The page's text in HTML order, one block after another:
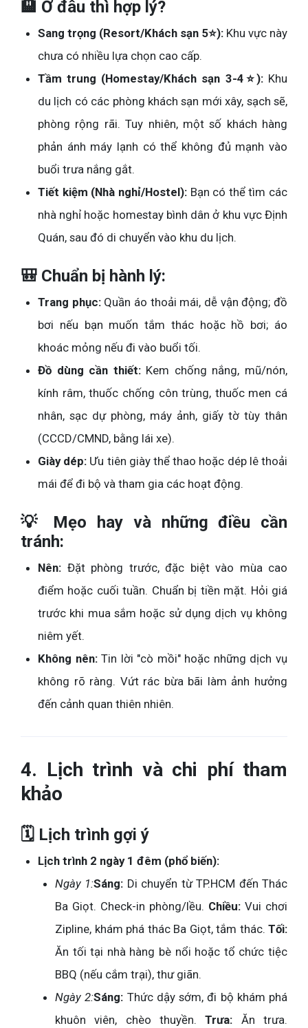
🏨 Ở đâu thì hợp lý?
Sang trọng (Resort/Khách sạn 5⭐): Khu vực này
chưa có nhiều lựa chọn cao cấp.
Tầm trung (Homestay/Khách sạn 3-4⭐):Khu
du lịch có các phòng khách sạn mới xây, sạch sẽ,
phòng rộng rãi. Tuy nhiên, một số khách hàng
phản ánh máy lạnh có thể không đủ mạnh vào
buổi trưa nắng gắt.
Tiết kiệm (Nhà nghỉ/Hostel):Bạn có thể tìm các
nhà nghỉ hoặc homestay bình dân ở khu vực Định
Quán, sau đó di chuyển vào khu du lịch.
🎒 Chuẩn bị hành lý:
Trang phục:Quần áo thoải mái, dễ vận động; đồ
bơi nếu bạn muốn tắm thác hoặc hồ bơi; áo
khoác mỏng nếu đi vào buổi tối.
Đồ dùng cần thiết:Kem chống nắng, mũ/nón,
kính râm, thuốc chống côn trùng, thuốc men cá
nhân, sạc dự phòng, máy ảnh, giấy tờ tùy thân
(CCCD/CMND, bằng lái xe).
Giày dép: Ưu tiên giày thể thao hoặc dép lê thoải
mái để đi bộ và tham gia các hoạt động.
💡 Mẹo hay và những điều cần
tránh:
Nên: Đặt phòng trước, đặc biệt vào mùa cao
điểm hoặc cuối tuần. Chuẩn bị tiền mặt. Hỏi giá
trước khi mua sắm hoặc sử dụng dịch vụ không
niêm yết.
Không nên:Tin lời "cò mồi" hoặc những dịch vụ
không rõ ràng. Vứt rác bừa bãi làm ảnh hưởng
đến cảnh quan thiên nhiên.
4. Lịch trình và chi phí tham
khảo
🗓️ Lịch trình gợi ý
Lịch trình 2 ngày 1 đêm (phổ biến):
Ngày 1:Sáng: Di chuyển từ TP.HCM đến Thác
Ba Giọt. Check-in phòng/lều. Chiều: Vui chơi
Zipline, khám phá thác Ba Giọt, tắm thác. Tối:
Ăn tối tại nhà hàng bè nổi hoặc tổ chức tiệc
BBQ (nếu cắm trại), thư giãn.
Ngày 2:Sáng: Thức dậy sớm, đi bộ khám phá
khuôn viên, chèo thuyền.Trưa: Ăn trưa.